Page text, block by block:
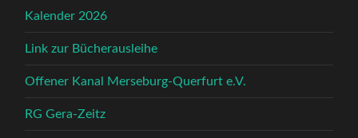
Kalender 2026
Link zur Bücherausleihe
Offener Kanal Merseburg-Querfurt e.V.
RG Gera-Zeitz